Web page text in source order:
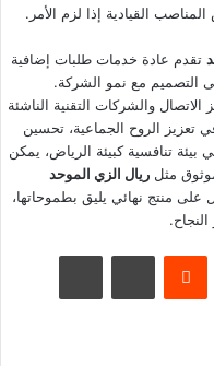
تقدم عادة خدمات طلبات إضافية
التصميم مع نمو الشركة.
الاتصال والشركات التقنية الناشئة
تعزيز الروح الجماعية، تحسين
تنافسية كبيئة الرياض، يمكن
مثل ريال الزي الموحد
منتج نهائي يليق بطموحاتها،